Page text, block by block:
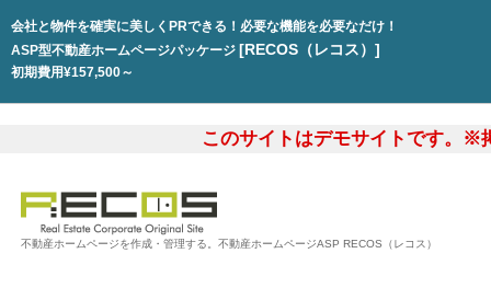
会社と物件を確実に美しくPRできる！必要な機能を必要なだけ！
ASP型不動産ホームページパッケージ [RECOS（レコス）]
初期費用¥157,500～
このサイトはデモサイトです。※
不動産ホームページを作成・管理する。不動産ホームページASP RECOS（レコス）